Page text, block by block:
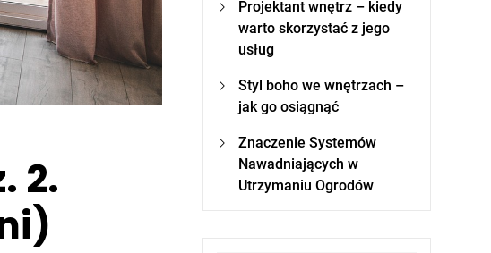
2.
Projektant wnętrz – kiedy
warto skorzystać z jego
usług
Styl boho we wnętrzach –
jak go osiągnąć
Znaczenie Systemów
Nawadniających w
Utrzymaniu Ogrodów